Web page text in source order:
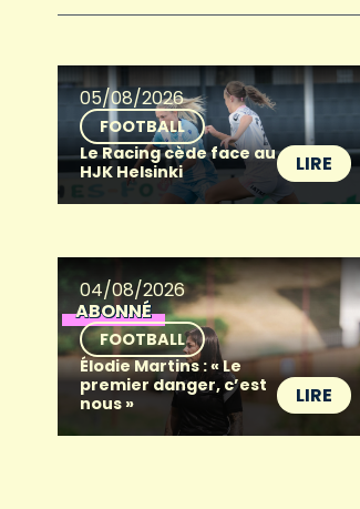
05/08/2026
FOOTBALL
Le Racing cède face au
HJK Helsinki
LIRE
04/08/2026
ABONNÉ
FOOTBALL
Élodie Martins : « Le
premier danger, c’est
nous »
LIRE